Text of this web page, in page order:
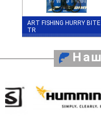
ART FISHING HURRY BITE
TR